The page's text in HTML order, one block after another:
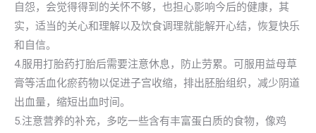
自怨，会觉得得到的关怀不够，也担心影响今后的健康，其
实，适当的关心和理解以及饮食调理就能解开心结，恢复快乐
和自信。
4.服用打胎药打胎后需要注意休息，防止劳累。可服用益母草
膏等活血化瘀药物以促进子宫收缩，排出胚胎组织，减少阴道
出血量，缩短出血时间。
5.注意营养的补充，多吃一些含有丰富蛋白质的食物，像鸡